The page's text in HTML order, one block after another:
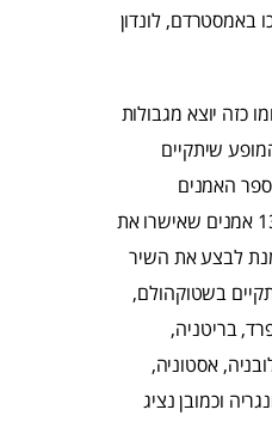
באמסטרדם, לונדון
כזה יוצא מגבולות
שיתקיים
האמנים
שישתתפו בו, וכולל נכון לעכשיו 13 אמנים שאישרו את
לבצע את השיר
בשטוקהולם,
בריטניה,
אסטוניה,
וכמובן נציג